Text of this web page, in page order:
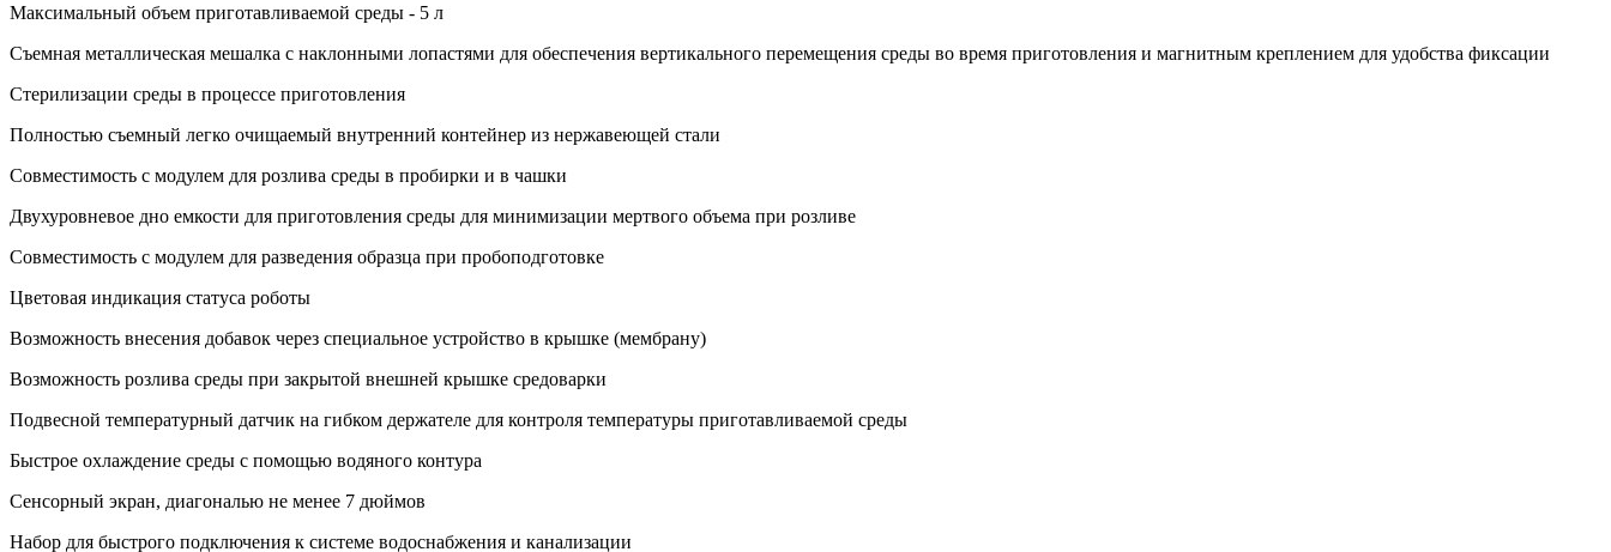
Максимальный объем приготавливаемой среды - 5 л
Съемная металлическая мешалка с наклонными лопастями для обеспечения вертикального перемещения среды во время приготовления и магнитным креплением для удобства фиксации
Стерилизации среды в процессе приготовления
Полностью съемный легко очищаемый внутренний контейнер из нержавеющей стали
Совместимость с модулем для розлива среды в пробирки и в чашки
Двухуровневое дно емкости для приготовления среды для минимизации мертвого объема при розливе
Совместимость с модулем для разведения образца при пробоподготовке
Цветовая индикация статуса роботы
Возможность внесения добавок через специальное устройство в крышке (мембрану)
Возможность розлива среды при закрытой внешней крышке средоварки
Подвесной температурный датчик на гибком держателе для контроля температуры приготавливаемой среды
Быстрое охлаждение среды с помощью водяного контура
Сенсорный экран, диагональю не менее 7 дюймов
Набор для быстрого подключения к системе водоснабжения и канализации